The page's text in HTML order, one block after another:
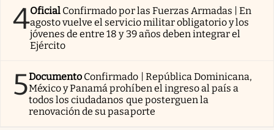
4Oficial Confirmado por las Fuerzas Armadas | En
agosto vuelve el servicio militar obligatorio y los
jóvenes de entre 18 y 39 años deben integrar el
Ejército
5Documento Confirmado | República Dominicana,
México y Panamá prohíben el ingreso al país a
todos los ciudadanos que posterguen la
renovación de su pasaporte